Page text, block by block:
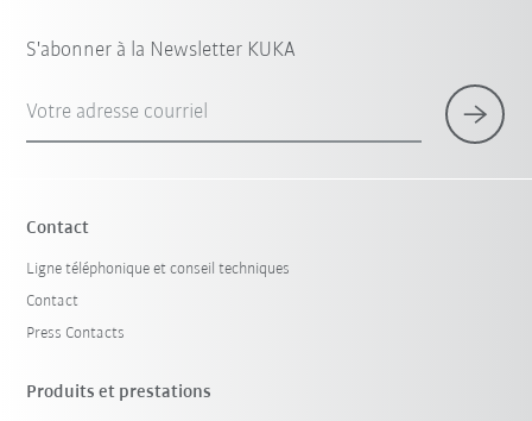
S'abonner à la Newsletter KUKA
Votre adresse courriel
Contact
Ligne téléphonique et conseil techniques
Contact
Press Contacts
Produits et prestations